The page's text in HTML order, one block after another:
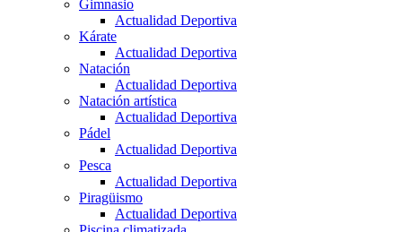
Gimnasio
Actualidad Deportiva
Kárate
Actualidad Deportiva
Natación
Actualidad Deportiva
Natación artística
Actualidad Deportiva
Pádel
Actualidad Deportiva
Pesca
Actualidad Deportiva
Piragüismo
Actualidad Deportiva